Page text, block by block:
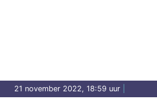
21 november 2022, 18:59 uur